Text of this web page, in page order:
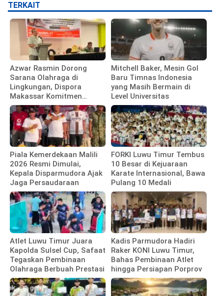
TERKAIT
Azwar Rasmin Dorong
Sarana Olahraga di
Lingkungan, Dispora
Makassar Komitmen
Bangun Fasilitas
Mitchell Baker, Mesin Gol
Baru Timnas Indonesia
yang Masih Bermain di
Level Universitas
Piala Kemerdekaan Malili
2026 Resmi Dimulai,
Kepala Disparmudora Ajak
Jaga Persaudaraan
FORKI Luwu Timur Tembus
10 Besar di Kejuaraan
Karate Internasional, Bawa
Pulang 10 Medali
Atlet Luwu Timur Juara
Kapolda Sulsel Cup, Safaat
Tegaskan Pembinaan
Olahraga Berbuah Prestasi
Kadis Parmudora Hadiri
Raker KONI Luwu Timur,
Bahas Pembinaan Atlet
hingga Persiapan Porprov